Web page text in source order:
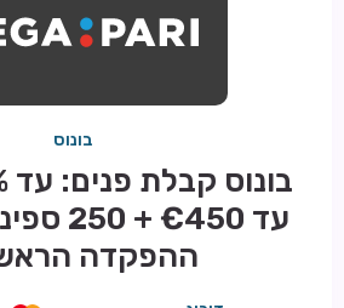
טיפים
בונוס
עד
ההפקדה